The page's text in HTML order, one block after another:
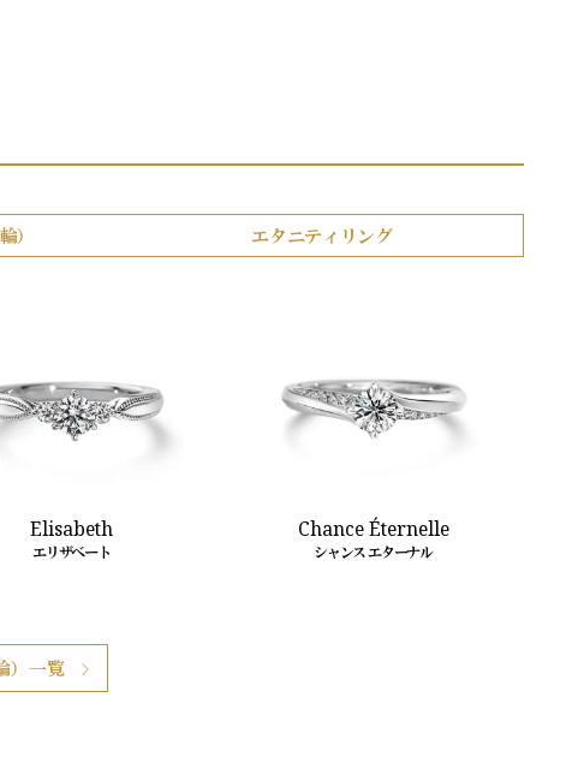
） エタニティリング
Elisabeth
エリザベート
Chance Éternelle
シャンス エターナル
）一覧